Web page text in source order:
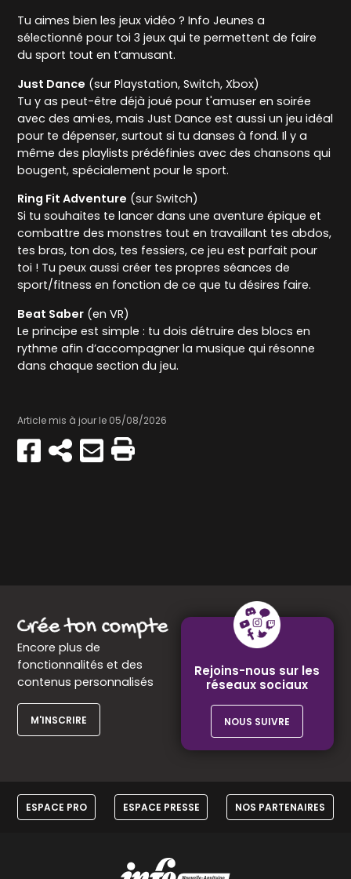
Tu aimes bien les jeux vidéo ? Info Jeunes a
sélectionné pour toi 3 jeux qui te permettent de faire
du sport tout en t’amusant.
Just Dance (sur Playstation, Switch, Xbox)
Tu y as peut-être déjà joué pour t'amuser en soirée
avec des ami·es, mais Just Dance est aussi un jeu idéal
pour te dépenser, surtout si tu danses à fond. Il y a
même des playlists prédéfinies avec des chansons qui
bougent, spécialement pour le sport.
Ring Fit Adventure (sur Switch)
Si tu souhaites te lancer dans une aventure épique et
combattre des monstres tout en travaillant tes abdos,
tes bras, ton dos, tes fessiers, ce jeu est parfait pour
toi ! Tu peux aussi créer tes propres séances de
sport/fitness en fonction de ce que tu désires faire.
Beat Saber (en VR)
Le principe est simple : tu dois détruire des blocs en
rythme afin d’accompagner la musique qui résonne
dans chaque section du jeu.
Article mis à jour le 05/08/2026
Partager
sur
CopierEnvoyer
par
Imprimer
Encore plus de
fonctionnalités et des
contenus personnalisés
M'INSCRIRE
Rejoins-nous sur les
réseaux sociaux
NOUS SUIVRE
ESPACE PRO ESPACE PRESSE NOS PARTENAIRES